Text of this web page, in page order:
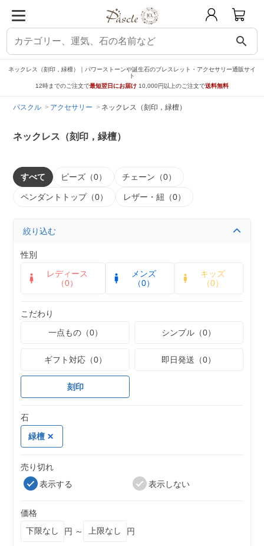
search
ネックレス（刻印，緑檀）｜パワーストーンや誕生石のブレスレット・アクセサリー通販サイ
ト
12時までのご注文で最短翌日にお届け 10,000円以上のご注文で送料無料
パスクル アクセサリー ネックレス（刻印，緑檀）
ネックレス（刻印，緑檀）
すべて ビーズ（0） チェーン（0）
ペンダントトップ（0） レザー・紐（0）
絞り込む
性別
レディース
（0）
メンズ
（0）
キッズ
（0）
こだわり
一点もの（0）
シンプル（0）
ギフト対応（0） 即日発送（0）
刻印
石
緑檀
売り切れ
表示する
表示しない
価格
円 ～
円